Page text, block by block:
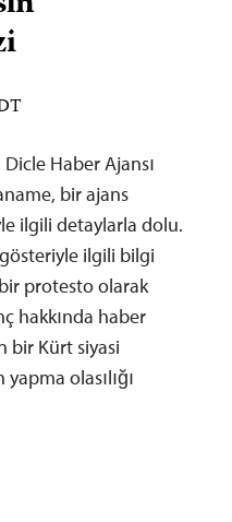
Haber Ajansı
bir ajans
ilgili detaylarla dolu.
ilgili bilgi
protesto olarak
hakkında haber
bir Kürt siyasi
olasılığı